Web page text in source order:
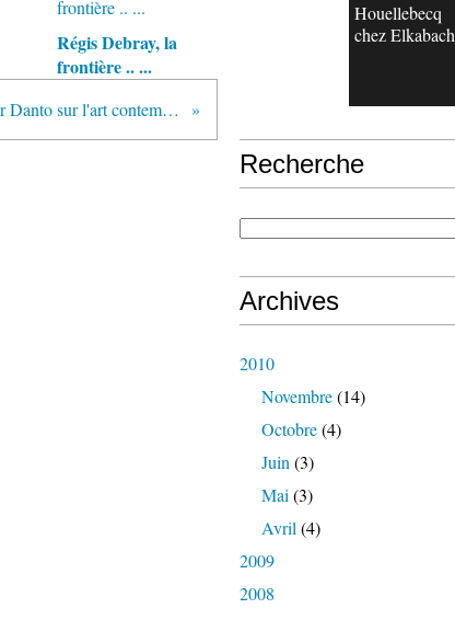
Régis Debray, la
frontière .. ...
Interview d'Arthur Danto sur l'art contemporain
Houellebecq
chez Elkabach
Recherche
Archives
2010
Novembre(14)
Octobre(4)
Juin (3)
Mai (3)
Avril (4)
2009
2008